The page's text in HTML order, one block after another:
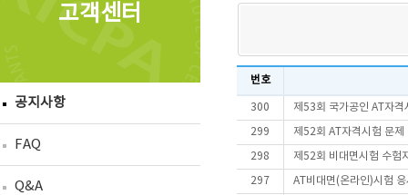
고객센터
공지사항
FAQ
Q&A
번호
300 제53회 국가공인 AT자격
299 제52회 AT자격시험 문
298 제52회 비대면시험 수험
297 AT비대면(온라인)시험